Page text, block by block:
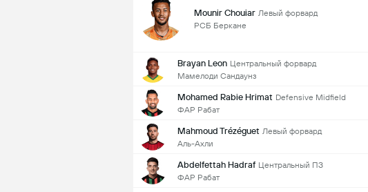
Mounir Chouiar Левый форвард
РСБ Беркане
Brayan Leon Центральный форвард
Мамелоди Сандаунз
Mohamed Rabie Hrimat Defensive Midfield
ФАР Рабат
Mahmoud Trézéguet Левый форвард
Аль-Ахли
Abdelfettah Hadraf Центральный ПЗ
ФАР Рабат